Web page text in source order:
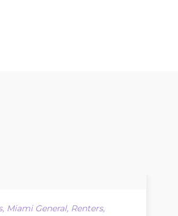
, Miami General, Renters,